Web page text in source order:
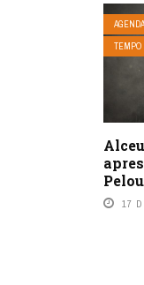
AGENDA
TEMPO
17